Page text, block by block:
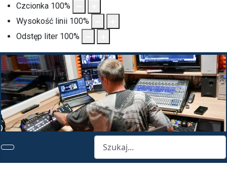
Czcionka 100%
Wysokość linii 100%
Odstęp liter 100%
Szukaj